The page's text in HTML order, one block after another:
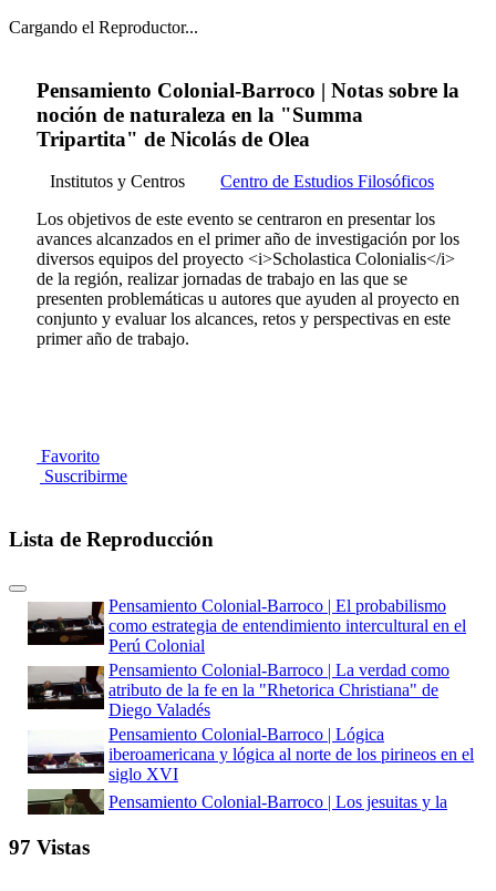
Cargando el Reproductor...
Pensamiento Colonial-Barroco | Notas sobre la
noción de naturaleza en la "Summa
Tripartita" de Nicolás de Olea
Institutos y Centros
Centro de Estudios Filosóficos
Los objetivos de este evento se centraron en presentar los
avances alcanzados en el primer año de investigación por los
diversos equipos del proyecto <i>Scholastica Colonialis</i>
de la región, realizar jornadas de trabajo en las que se
presenten problemáticas u autores que ayuden al proyecto en
conjunto y evaluar los alcances, retos y perspectivas en este
primer año de trabajo.
Favorito
Suscribirme
Lista de Reproducción
Pensamiento Colonial-Barroco | El probabilismo
como estrategia de entendimiento intercultural en el
Perú Colonial
Pensamiento Colonial-Barroco | La verdad como
atributo de la fe en la "Rhetorica Christiana" de
Diego Valadés
Pensamiento Colonial-Barroco | Lógica
iberoamericana y lógica al norte de los pirineos en el
siglo XVI
Pensamiento Colonial-Barroco | Los jesuitas y la
97 Vistas